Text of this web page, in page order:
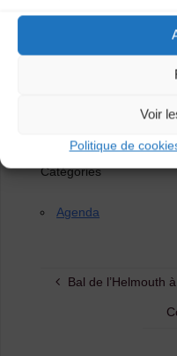
Voir
Politique de
Catégories
Agenda
Bal de l’Helmouth